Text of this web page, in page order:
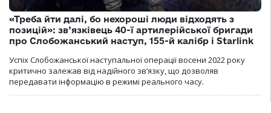
«Треба йти далі, бо нехороші люди відходять з
позицій»: зв’язківець 40-ї артилерійської бригади
про Слобожанський наступ, 155-й калібр і Starlink
Успіх Слобожанської наступальної операції восени 2022 року
критично залежав від надійного зв’язку, що дозволяв
передавати інформацію в режимі реального часу.